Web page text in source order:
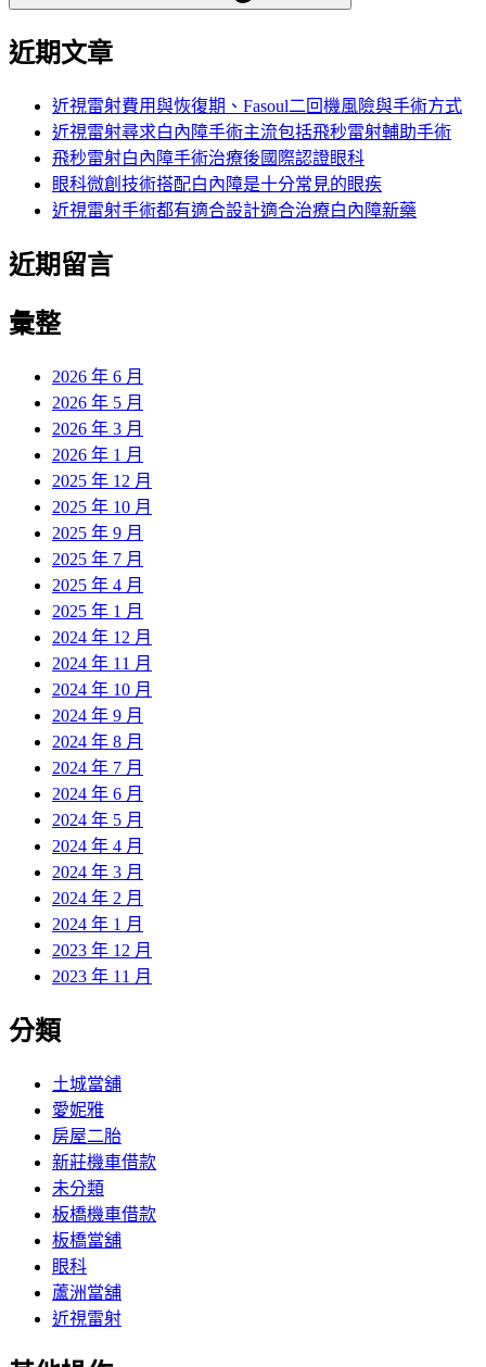
近期文章
近視雷射費用與恢復期、Fasoul二回機風險與手術方式
近視雷射尋求白內障手術主流包括飛秒雷射輔助手術
飛秒雷射白內障手術治療後國際認證眼科
眼科微創技術搭配白內障是十分常見的眼疾
近視雷射手術都有適合設計適合治療白內障新藥
近期留言
彙整
2026 年 6 月
2026 年 5 月
2026 年 3 月
2026 年 1 月
2025 年 12 月
2025 年 10 月
2025 年 9 月
2025 年 7 月
2025 年 4 月
2025 年 1 月
2024 年 12 月
2024 年 11 月
2024 年 10 月
2024 年 9 月
2024 年 8 月
2024 年 7 月
2024 年 6 月
2024 年 5 月
2024 年 4 月
2024 年 3 月
2024 年 2 月
2024 年 1 月
2023 年 12 月
2023 年 11 月
分類
土城當舖
愛妮雅
房屋二胎
新莊機車借款
未分類
板橋機車借款
板橋當舖
眼科
蘆洲當舖
近視雷射